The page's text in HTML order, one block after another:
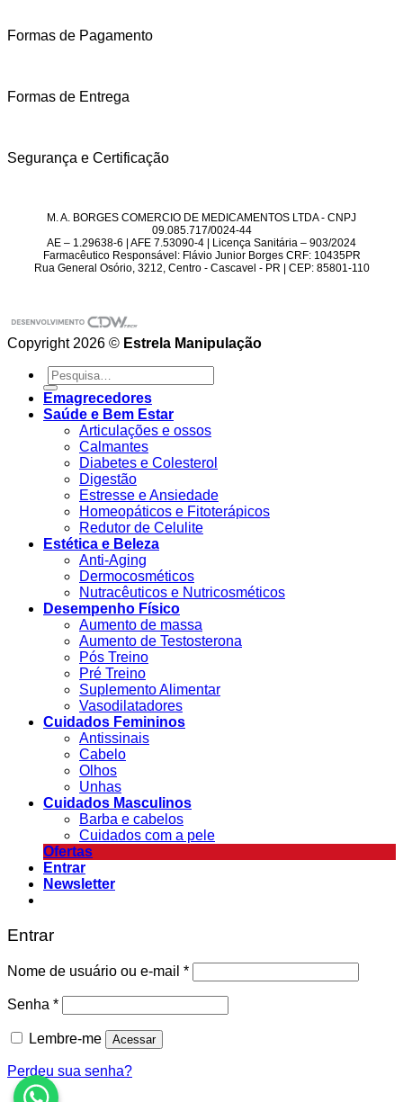
Formas de Pagamento
Formas de Entrega
Segurança e Certificação
M. A. BORGES COMERCIO DE MEDICAMENTOS LTDA - CNPJ
09.085.717/0024-44
AE – 1.29638-6 | AFE 7.53090-4 | Licença Sanitária – 903/2024
Farmacêutico Responsável: Flávio Junior Borges CRF: 10435PR
Rua General Osório, 3212, Centro - Cascavel - PR | CEP: 85801-110
Copyright 2026 © Estrela Manipulação
Pesquisar
por:
Emagrecedores
Saúde e Bem Estar
Articulações e ossos
Calmantes
Diabetes e Colesterol
Digestão
Estresse e Ansiedade
Homeopáticos e Fitoterápicos
Redutor de Celulite
Estética e Beleza
Anti-Aging
Dermocosméticos
Nutracêuticos e Nutricosméticos
Desempenho Físico
Aumento de massa
Aumento de Testosterona
Pós Treino
Pré Treino
Suplemento Alimentar
Vasodilatadores
Cuidados Femininos
Antissinais
Cabelo
Olhos
Unhas
Cuidados Masculinos
Barba e cabelos
Cuidados com a pele
Ofertas
Entrar
Newsletter
Entrar
Nome de usuário ou e-mail *
Senha *
Lembre-me Acessar
Perdeu sua senha?